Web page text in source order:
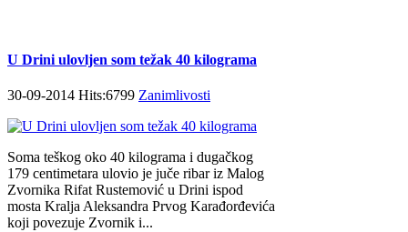
U Drini ulovljen som težak 40 kilograma
30-09-2014 Hits:6799 Zanimlivosti
Soma teškog oko 40 kilograma i dugačkog
179 centimetara ulovio je juče ribar iz Malog
Zvornika Rifat Rustemović u Drini ispod
mosta Kralja Aleksandra Prvog Karađorđevića
koji povezuje Zvornik i...